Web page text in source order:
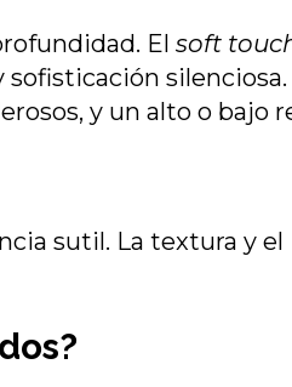
Elsoft
silenciosa.
y un alto o bajo
sutil. La textura y el